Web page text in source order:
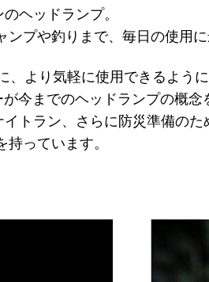
ヘッドランプ。
ンプや釣りまで、毎日の使用
に、より気軽に使用できるよ
今までのヘッドランプの概念
トラン、さらに防災準備のた
持っています。